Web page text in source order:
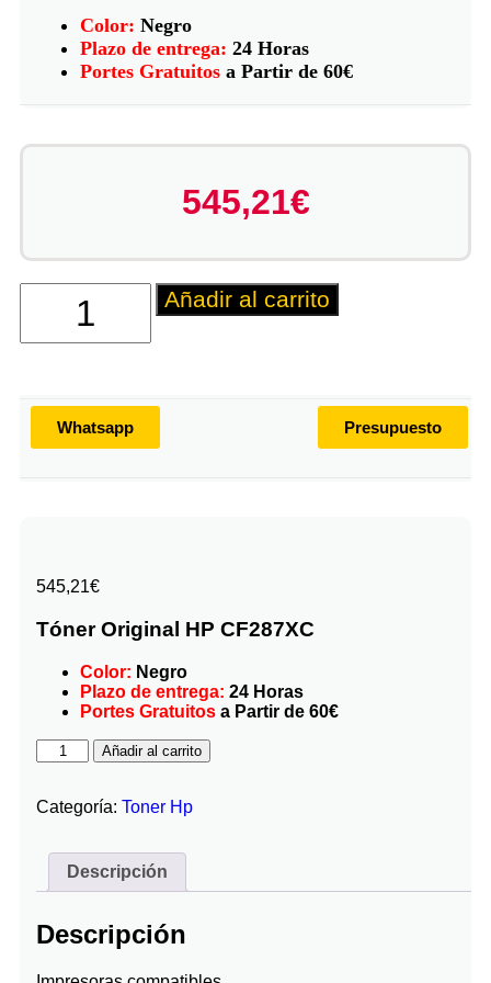
Color: Negro
Plazo de entrega: 24 Horas
Portes Gratuitos a Partir de 60€
545,21€
Añadir al carrito
Whatsapp Presupuesto
545,21€
Tóner Original HP CF287XC
Color: Negro
Plazo de entrega: 24 Horas
Portes Gratuitos a Partir de 60€
Añadir al carrito
Categoría: Toner Hp
Descripción
Descripción